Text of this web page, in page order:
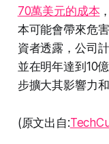
70萬美元的成本
本可能會帶來危
資者透露，公司
並在明年達到10
步擴大其影響力
(原文出自: